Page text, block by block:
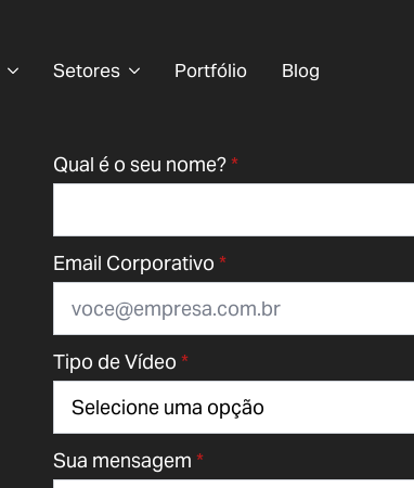
Setores Portfólio Blog
Qual é o seu nome?*
Email Corporativo *
Tipo de Vídeo *
Sua mensagem *